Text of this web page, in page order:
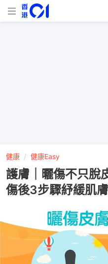
健康 健康Easy
護膚｜曬傷不只脫
傷後3步驟紓緩肌